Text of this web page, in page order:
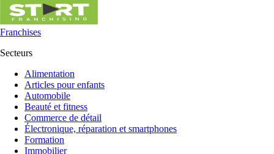
Franchises
Secteurs
Alimentation
Articles pour enfants
Automobile
Beauté et fitness
Commerce de détail
Électronique, réparation et smartphones
Formation
Immobilier